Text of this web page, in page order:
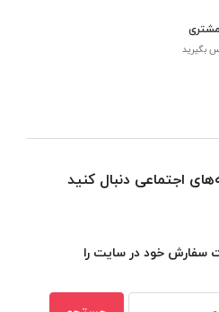
اجتماعی دنبال کنید
سفارش خود در سایت را